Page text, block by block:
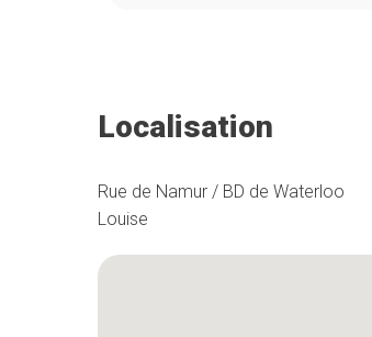
Localisation
Rue de Namur / BD de Waterloo
Louise